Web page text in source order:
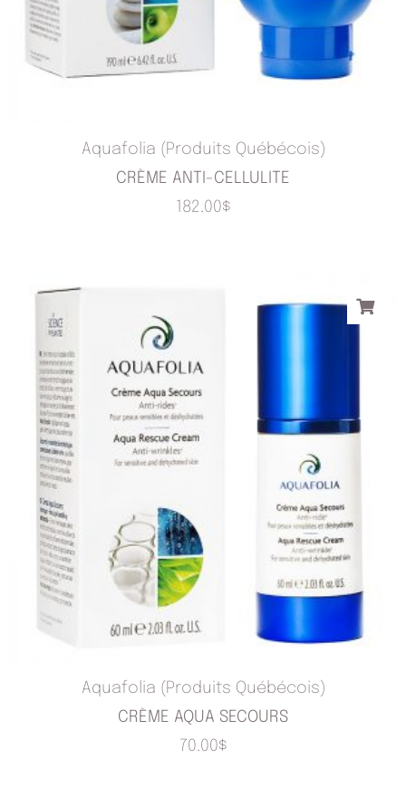
Aquafolia (Produits Québécois)
CRÈME ANTI-CELLULITE
182.00$
Aquafolia (Produits Québécois)
CRÈME AQUA SECOURS
70.00$